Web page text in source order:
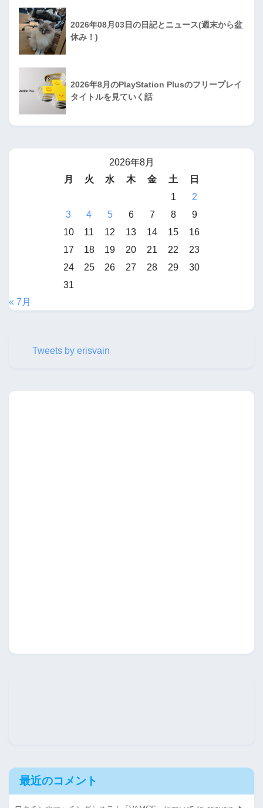
2026年08月03日の日記とニュース(週末から盆
休み！)
2026年8月のPlayStation Plusのフリープレイ
タイトルを見ていく話
2026年8月
月
火 水 木 金 土
日
1
2
3
4 5 6 7 8
9
10
11 12 13 14 15
16
17
18 19 20 21 22
23
24
25 26 27 28 29
30
31
« 7月
Tweets by erisvain
最近のコメント